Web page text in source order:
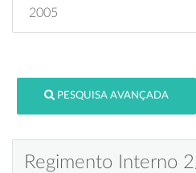
2005
PESQUISA AVANÇADA
Regimento Interno